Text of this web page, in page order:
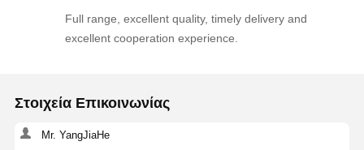
Full range, excellent quality, timely delivery and
excellent cooperation experience.
Στοιχεία Επικοινωνίας
Mr. YangJiaHe